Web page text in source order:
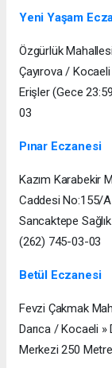
Yeni Yaşam
Özgürlük
Çayırova / Kocaeli
Erişler (Gece
03
Pınar Eczanesi
Kazım Karabekir
Caddesi No:155/A
Sancaktepe
(262) 745-03-03
Betül Eczanesi
Fevzi Çakmak
Darıca / Kocaeli
Merkezi 250